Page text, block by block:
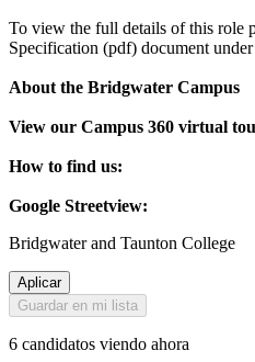
To view the full details of this role
Specification (pdf) document
About the Bridgwater Campus
View our Campus 360 virtual
How to find us:
Google Streetview:
Bridgwater and Taunton College
Aplicar
Guardar en mi lista
6 candidatos viendo ahora